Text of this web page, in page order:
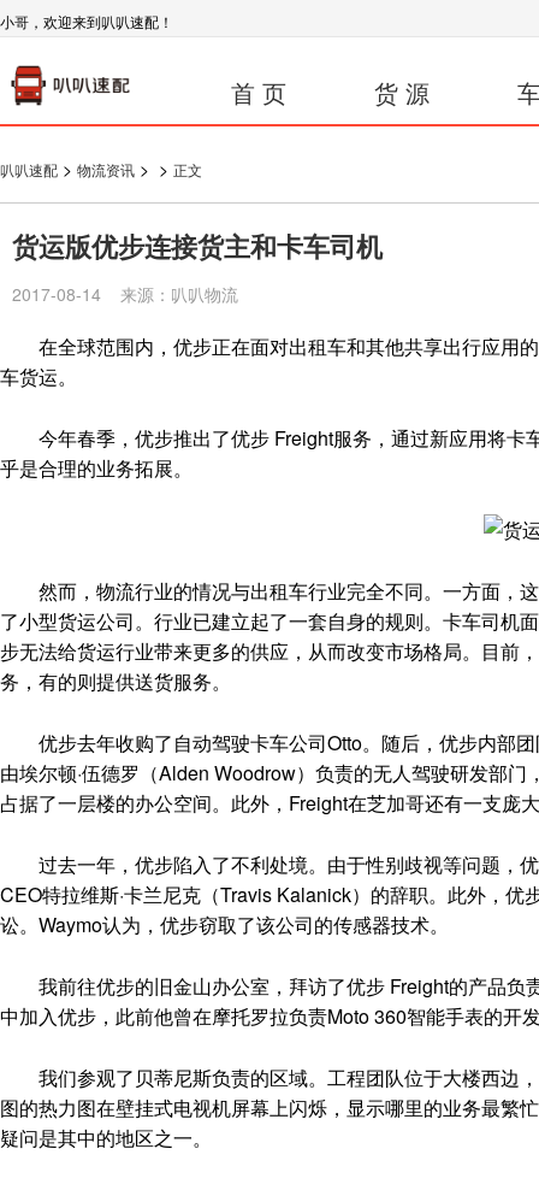
小哥，欢迎来到叭叭速配！
首 页 货 源
叭叭速配 > 物流资讯 > > 正文
货运版优步连接货主和卡车司机
2017-08-14 来源：叭叭物流
在全球范围内，优步正在面对出租车和其他共享出行应用
车货运。
今年春季，优步推出了优步 Freight服务，通过新应用将卡
乎是合理的业务拓展。
然而，物流行业的情况与出租车行业完全不同。一方面，
了小型货运公司。行业已建立起了一套自身的规则。卡车司机
步无法给货运行业带来更多的供应，从而改变市场格局。目前
务，有的则提供送货服务。
优步去年收购了自动驾驶卡车公司Otto。随后，优步内部团
由埃尔顿·伍德罗（Alden Woodrow）负责的无人驾驶研发部
占据了一层楼的办公空间。此外，Freight在芝加哥还有一支庞
过去一年，优步陷入了不利处境。由于性别歧视等问题，
CEO特拉维斯·卡兰尼克（Travis Kalanick）的辞职。此外，
讼。Waymo认为，优步窃取了该公司的传感器技术。
我前往优步的旧金山办公室，拜访了优步 Freight的产品负
中加入优步，此前他曾在摩托罗拉负责Moto 360智能手表的开
我们参观了贝蒂尼斯负责的区域。工程团队位于大楼西边
图的热力图在壁挂式电视机屏幕上闪烁，显示哪里的业务最繁
疑问是其中的地区之一。